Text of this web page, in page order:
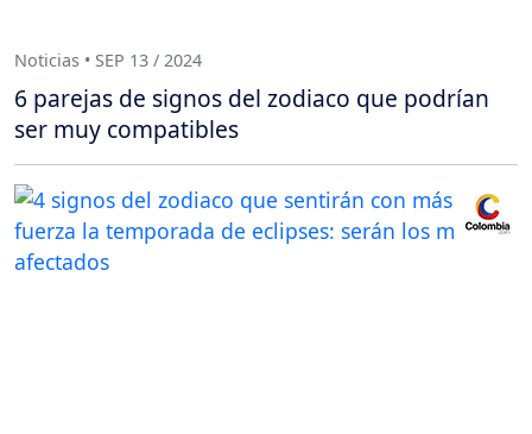
Noticias • SEP 13 / 2024
6 parejas de signos del zodiaco que podrían
ser muy compatibles